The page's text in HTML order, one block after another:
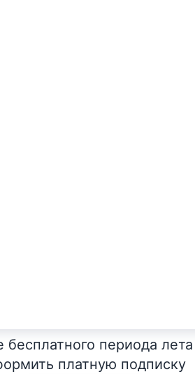
периода
платную подписку